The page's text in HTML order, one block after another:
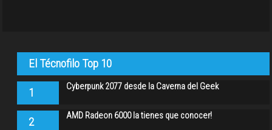
El Técnofilo Top 10
1 Cyberpunk 2077 desde la Caverna del Geek
2 AMD Radeon 6000 la tienes que conocer!